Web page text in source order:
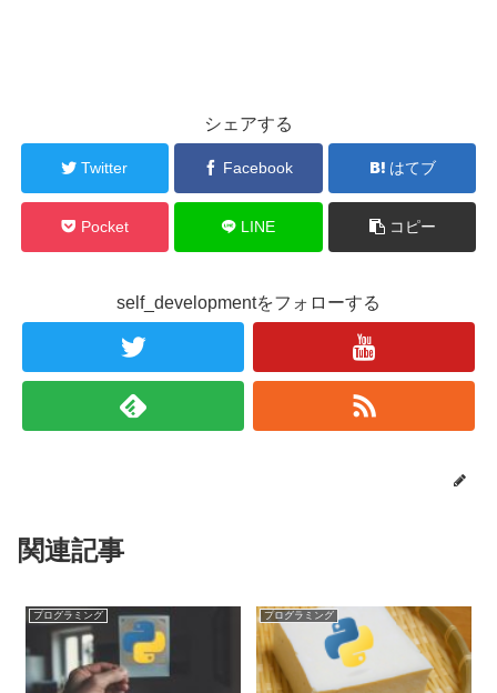
シェアする
Twitter Facebook はてブ
Pocket LINE コピー
self_developmentをフォローする
関連記事
プログラミング プログラミング